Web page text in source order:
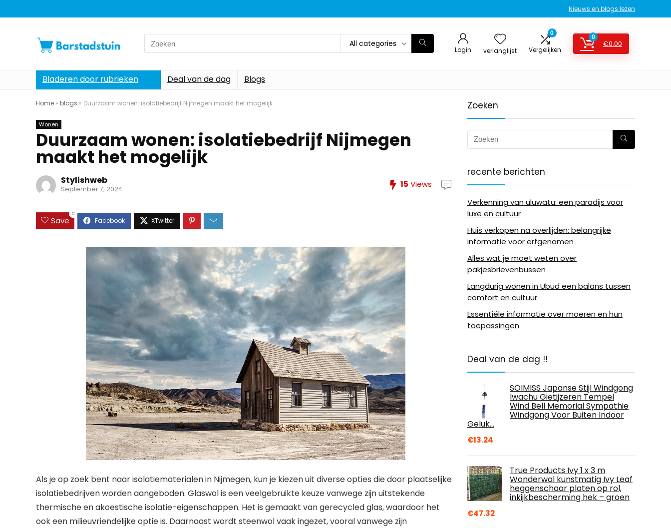
Nieuws en blogs lezen
Search
for:
All categories
Login verlanglijst
0
Vergelijken
0
€0.00
Bladeren door rubrieken Deal van de dag Blogs
Home » blogs » Duurzaam wonen: isolatiebedrijf Nijmegen maakt het mogelijk
Wonen
Duurzaam wonen: isolatiebedrijf Nijmegen
maakt het mogelijk
Stylishweb
September 7, 2024 15 Views
Save
0
Als je op zoek bent naar isolatiematerialen in Nijmegen, kun je kiezen uit diverse opties die door plaatselijke
isolatiebedrijven worden aangeboden. Glaswol is een veelgebruikte keuze vanwege zijn uitstekende
thermische en akoestische isolatie-eigenschappen. Het is gemaakt van gerecycled glas, waardoor het
ook een milieuvriendelijke optie is. Daarnaast wordt steenwol vaak ingezet, vooral vanwege zijn
Zoeken
recente berichten
Verkenning van uluwatu: een paradijs voor
luxe en cultuur
Huis verkopen na overlijden: belangrijke
informatie voor erfgenamen
Alles wat je moet weten over
pakjesbrievenbussen
Langdurig wonen in Ubud een balans tussen
comfort en cultuur
Essentiële informatie over moeren en hun
toepassingen
Deal van de dag !!
SOIMISS Japanse Stijl Windgong
Iwachu Gietijzeren Tempel
Wind Bell Memorial Sympathie
Windgong Voor Buiten Indoor
Geluk…
€13.24
True Products Ivy 1 x 3 m
Wonderwal kunstmatig Ivy Leaf
heggenschaar platen op rol,
inkijkbescherming hek – groen
€47.32